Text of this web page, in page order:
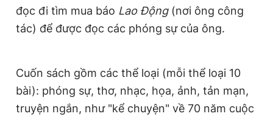
đọc đi tìm mua báo Lao Động(nơi ông công
tác) để được đọc các phóng sự của ông.
Cuốn sách gồm các thể loại (mỗi thể loại 10
bài): phóng sự, thơ, nhạc, họa, ảnh, tản mạn,
truyện ngắn, như "kể chuyện" về 70 năm cuộc